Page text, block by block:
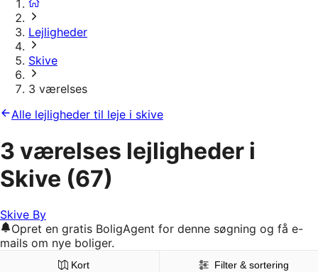
Lejligheder
Skive
3 værelses
Alle lejligheder til leje i skive
3 værelses lejligheder i
Skive (67)
Skive By
Opret en gratis BoligAgent for denne søgning og få e-
mails om nye boliger.
Kort Filter & sortering